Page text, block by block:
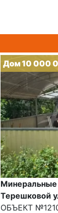
Дом 10 000
Терешковой
ОБЪЕКТ